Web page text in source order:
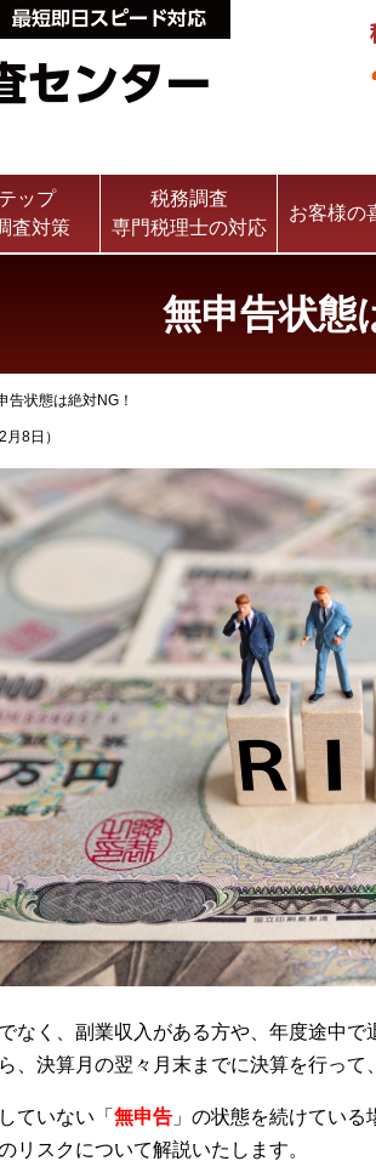
ップ
査対策
税務調査
専門税理士の対応
お客様の
無申告状態
告状態は絶対NG！
月8日）
なく、副業収入がある方や、年度途中で
、決算月の翌々月末までに決算を行っ
ていない「 無申告 」の状態を続けている
リスクについて解説いたします。